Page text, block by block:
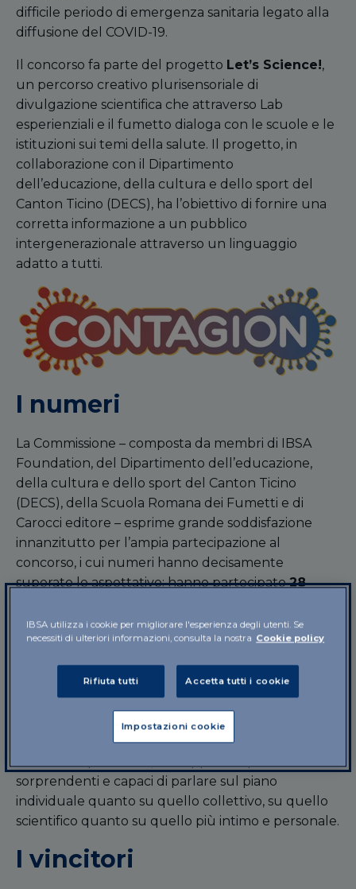
difficile periodo di emergenza sanitaria legato alla
diffusione del COVID-19.
Il concorso fa parte del progetto Let’s Science!,
un percorso creativo plurisensoriale di
divulgazione scientifica che attraverso Lab
esperienziali e il fumetto dialoga con le scuole e le
istituzioni sui temi della salute. Il progetto, in
collaborazione con il Dipartimento
dell’educazione, della cultura e dello sport del
Canton Ticino (DECS), ha l’obiettivo di fornire una
corretta informazione a un pubblico
intergenerazionale attraverso un linguaggio
adatto a tutti.
I numeri
La Commissione – composta da membri di IBSA
Foundation, del Dipartimento dell’educazione,
della cultura e dello sport del Canton Ticino
(DECS), della Scuola Romana dei Fumetti e di
Carocci editore – esprime grande soddisfazione
innanzitutto per l’ampia partecipazione al
concorso, i cui numeri hanno decisamente
superato le aspettative: hanno partecipato28
appartenenti a16 diverse scuoledel territorio
ticinese, per un totale di 111 progetti.
Altrettanto elevata è la qualità tecnica dei fumetti
quanto la loro originalità, specchio della capacità
immaginativa e della molteplicità di angolazioni da
cui i partecipanti sono stati in grado di guardare al
sorprendenti e capaci di parlare sul piano
individuale quanto su quello collettivo, su quello
scientifico quanto su quello più intimo e personale.
I vincitori
IBSA utilizza i cookie per migliorare l'esperienza degli utenti. Se
necessiti di ulteriori informazioni, consulta la nostra Cookie policy
Rifiuta tutti Accetta tutti i cookie
Impostazioni cookie